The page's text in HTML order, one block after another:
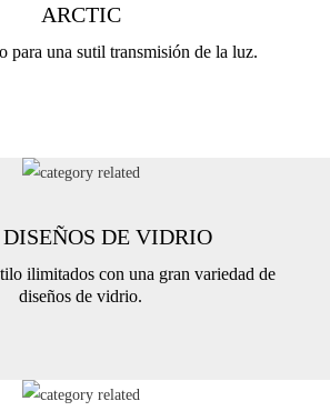
ARCTIC
para una sutil transmisión de la luz.
DE VIDRIO
ilimitados con una gran variedad de
diseños de vidrio.